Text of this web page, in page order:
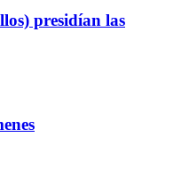
presidían las